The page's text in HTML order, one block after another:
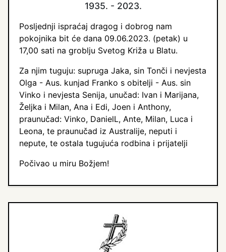
1935. - 2023.
Posljednji ispraćaj dragog i dobrog nam
pokojnika bit će dana 09.06.2023. (petak) u
17,00 sati na groblju Svetog Križa u Blatu.
Za njim tuguju: supruga Jaka, sin Tonči i nevjesta
Olga - Aus. kunjad Franko s obitelji - Aus. sin
Vinko i nevjesta Senija, unučad: Ivan i Marijana,
Željka i Milan, Ana i Edi, Joen i Anthony,
praunučad: Vinko, DanielL, Ante, Milan, Luca i
Leona, te praunučad iz Australije, neputi i
nepute, te ostala tugujuća rodbina i prijatelji
Počivao u miru Božjem!